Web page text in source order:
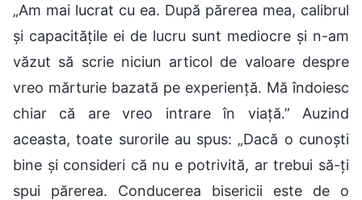
„Am mai lucrat cu ea. După părerea mea, calibrul
și capacitățile ei de lucru sunt mediocre și n-am
văzut să scrie niciun articol de valoare despre
vreo mărturie bazată pe experiență. Mă îndoiesc
chiar că are vreo intrare în viață.” Auzind
aceasta, toate surorile au spus: „Dacă o cunoști
bine și consideri că nu e potrivită, ar trebui să-ți
spui părerea. Conducerea bisericii este de o